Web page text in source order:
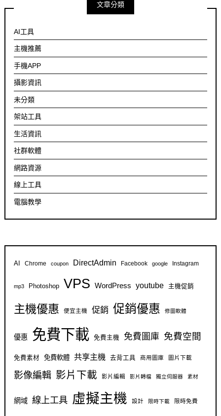
文章分類
AI工具
主機推薦
手機APP
攝影資訊
未分類
架站工具
生活資訊
社群軟體
網路資源
線上工具
電腦教學
AI Chrome coupon DirectAdmin Facebook google Instagram
mp3 Photoshop VPS WordPress youtube 主機促銷
主機優惠 便宜主機 促銷 促銷優惠 修圖軟體
優惠 免費下載 免費主機 免費圖庫 免費空間
免費素材 免費軟體 共享主機 去背工具 商用圖庫 圖片下載
影像編輯 影片下載 影片編輯 影片轉檔 獨立伺服器 素材
網域 線上工具 虛擬主機 設計 限時下載 限時免費